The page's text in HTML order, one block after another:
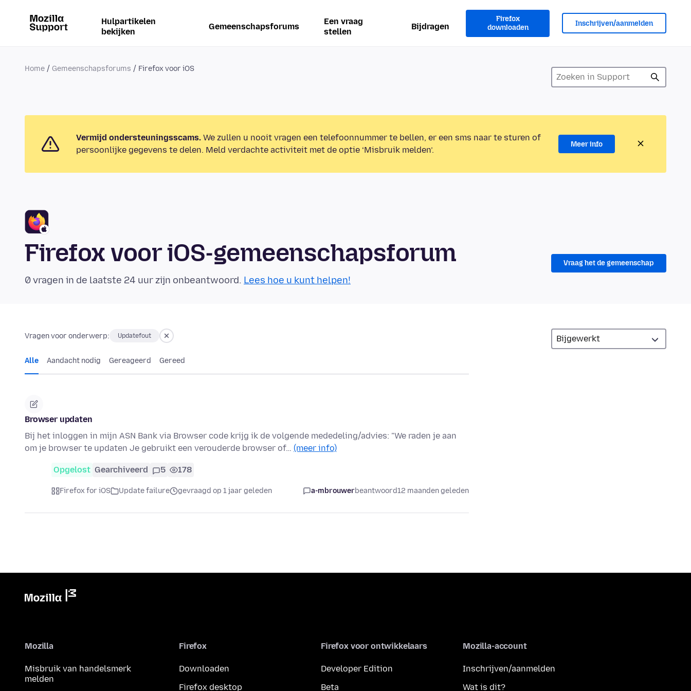
Hulpartikelen
bekijken
Gemeenschapsforums
Een vraag
stellen
Bijdragen
Firefox
downloaden
Inschrijven/aanmelden
Home Gemeenschapsforums Firefox voor iOS
Vermijd ondersteuningsscams. We zullen u nooit vragen een telefoonnummer te bellen, er een sms naar te sturen of
persoonlijke gegevens te delen. Meld verdachte activiteit met de optie ‘Misbruik melden’.
Meer info
Firefox voor iOS-gemeenschapsforum
0 vragen in de laatste 24 uur zijn onbeantwoord. Lees hoe u kunt helpen!
Vraag het de gemeenschap
Vragen voor onderwerp: Updatefout
Alle Aandacht nodig Gereageerd Gereed
Browser updaten
Bij het inloggen in mijn ASN Bank via Browser code krijg ik de volgende mededeling/advies: "We raden je aan
om je browser te updaten Je gebruikt een verouderde browser of… (meer info)
Opgelost Gearchiveerd 5 178
Firefox for iOS Update failure gevraagd op 1 jaar geleden a-mbrouwerbeantwoord12 maanden geleden
Mozilla
Misbruik van handelsmerk
melden
Firefox
Downloaden
Firefox desktop
Firefox voor ontwikkelaars
Developer Edition
Beta
Mozilla-account
Inschrijven/aanmelden
Wat is dit?